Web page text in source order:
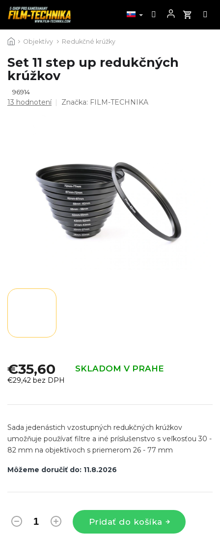
na
Objektívy Redukčné krúžky
Set 11 step up redukčných
krúžkov
96914
Priemerné
hviezdičiek.
13 hodnotení Značka: FILM-TECHNIKA
€35,60 SKLADOM V PRAHE
€29,42 bez DPH
cena:
Môžeme doručiť do: 11.8.2026
Pridať do košíka
Sada jedenástich vzostupných redukčných krúžkov
umožňuje používať filtre a iné príslušenstvo s veľkosťou 30 -
82 mm na objektívoch s priemerom 26 - 77 mm